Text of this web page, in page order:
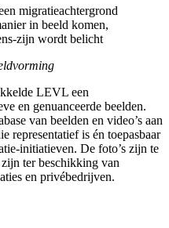
migratieachtergrond
in beeld komen,
zijn wordt belicht
LEVL een
en genuanceerde beelden.
van beelden en video’s aan
representatief is én toepasbaar
initiatieven. De foto’s zijn te
zijn ter beschikking van
en privébedrijven.